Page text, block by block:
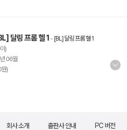
달링 프롬 헬 1 - [BL] 달링 프롬 헬 1
)
06월
원)
회사 소개 출판사 안내 PC 버전